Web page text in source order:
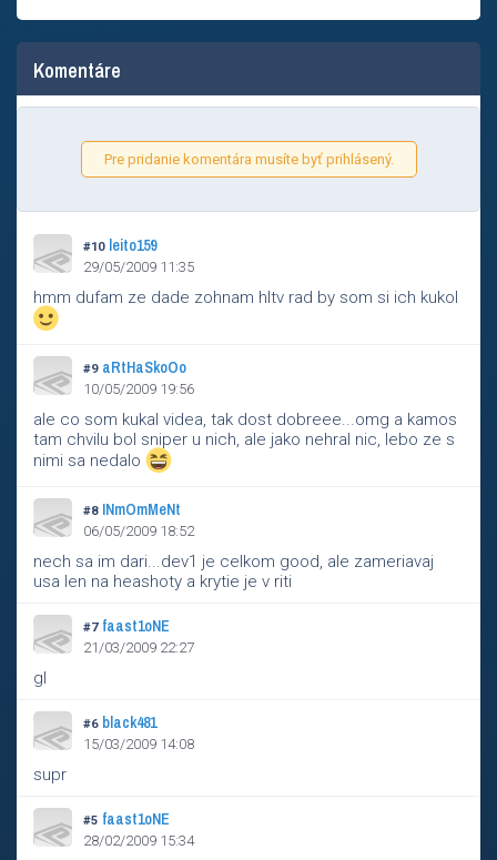
Komentáre
Pre pridanie komentára musíte byť prihlásený.
#10 leito159
29/05/2009 11:35
hmm dufam ze dade zohnam hltv rad by som si ich kukol
#9 aRtHaSkoOo
10/05/2009 19:56
ale co som kukal videa, tak dost dobreee...omg a kamos
tam chvilu bol sniper u nich, ale jako nehral nic, lebo ze s
nimi sa nedalo
#8 INmOmMeNt
06/05/2009 18:52
nech sa im dari...dev1 je celkom good, ale zameriavaj
usa len na heashoty a krytie je v riti
#7 faast1oNE
21/03/2009 22:27
gl
#6 black481
15/03/2009 14:08
supr
#5 faast1oNE
28/02/2009 15:34